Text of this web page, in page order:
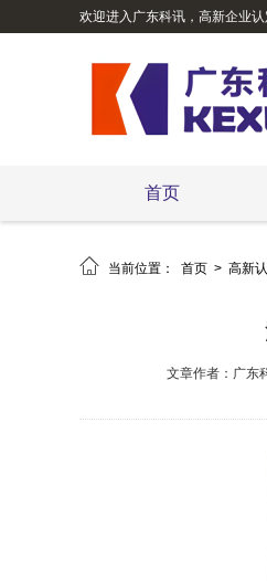
欢迎进入广东科讯，高新企业
首页
 当前位置： 首页 > 高新
文章作者：广东